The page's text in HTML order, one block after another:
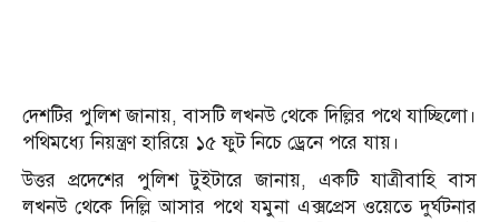
দেশটির পুলিশ জানায়, বাসটি লখনউ থেকে দিল্লির পথে যাচ্ছিলো।
পথিমধ্যে নিয়ন্ত্রণ হারিয়ে ১৫ ফুট নিচে ড্রেনে পরে যায়।
উত্তর প্রদেশের পুলিশ টুইটারে জানায়, একটি যাত্রীবাহি বাস
লখনউ থেকে দিল্লি আসার পথে যমুনা এক্সপ্রেস ওয়েতে দুর্ঘটনার